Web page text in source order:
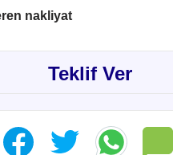
nakliyat
Teklif Ver